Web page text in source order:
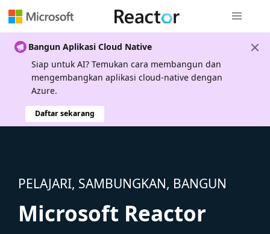
Bangun Aplikasi Cloud Native
Siap untuk AI? Temukan cara membangun dan
mengembangkan aplikasi cloud-native dengan
Azure.
Daftar sekarang
PELAJARI, SAMBUNGKAN, BANGUN
Microsoft Reactor